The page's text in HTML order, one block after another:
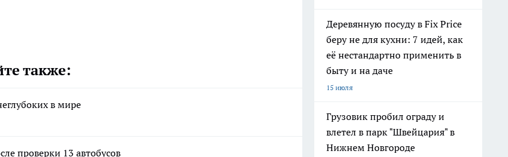
также:
в мире
проверки 13 автобусов
Деревянную посуду в Fix Price
беру не для кухни: 7 идей, как
её нестандартно применить в
быту и на даче
15 июля
Грузовик пробил ограду и
влетел в парк "Швейцария" в
Нижнем Новгороде